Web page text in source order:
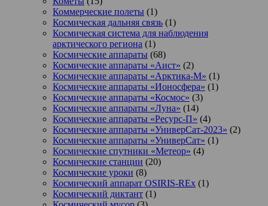
Коммерческие полеты (1)
Космическая дальняя связь (1)
Космическая система для наблюдения
арктического региона (1)
Космические аппараты (68)
Космические аппараты «Аист» (2)
Космические аппараты «Арктика-М» (1)
Космические аппараты «Ионосфера» (1)
Космические аппараты «Космос» (3)
Космические аппараты «Луна» (14)
Космические аппараты «Ресурс-П» (4)
Космические аппараты «УниверСат-2023» (2)
Космические аппараты «УниверСат» (1)
Космические спутники «Метеор» (4)
Космические станции (20)
Космические уроки (8)
Космический аппарат OSIRIS-REx (1)
Космический диктант (1)